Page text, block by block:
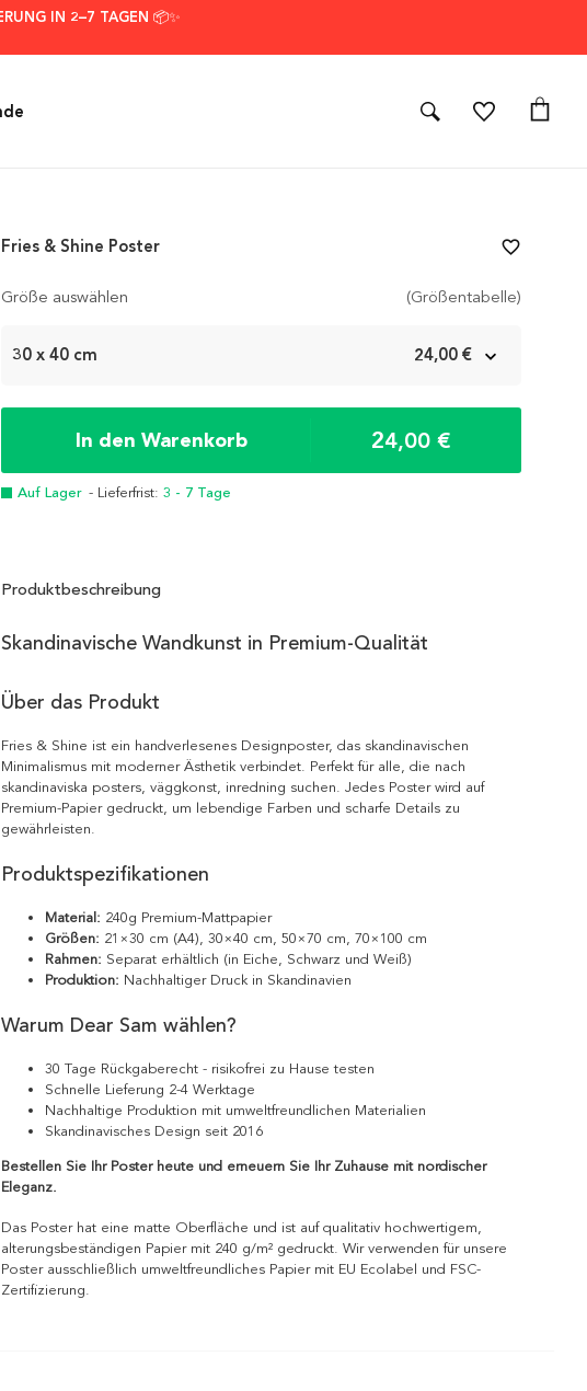
IN 2–7 TAGEN 📦✨
Größe auswählen (Größentabelle)
30 x 40 cm 24,00 €
In den Warenkorb 24,00 €
Auf Lager - Lieferfrist: 3 - 7 Tage
Fries & Shine Poster favorite_border
Produktbeschreibung
Skandinavische Wandkunst in Premium-Qualität
Über das Produkt
Fries & Shine ist ein handverlesenes Designposter, das skandinavischen
Minimalismus mit moderner Ästhetik verbindet. Perfekt für alle, die nach
skandinaviska posters, väggkonst, inredning suchen. Jedes Poster wird auf
Premium-Papier gedruckt, um lebendige Farben und scharfe Details zu
gewährleisten.
Produktspezifikationen
Material: 240g Premium-Mattpapier
Größen: 21×30 cm (A4), 30×40 cm, 50×70 cm, 70×100 cm
Rahmen: Separat erhältlich (in Eiche, Schwarz und Weiß)
Produktion: Nachhaltiger Druck in Skandinavien
Warum Dear Sam wählen?
30 Tage Rückgaberecht - risikofrei zu Hause testen
Schnelle Lieferung 2-4 Werktage
Nachhaltige Produktion mit umweltfreundlichen Materialien
Skandinavisches Design seit 2016
Bestellen Sie Ihr Poster heute und erneuern Sie Ihr Zuhause mit nordischer
Eleganz.
Das Poster hat eine matte Oberfläche und ist auf qualitativ hochwertigem,
alterungsbeständigen Papier mit 240 g/m² gedruckt. Wir verwenden für unsere
Poster ausschließlich umweltfreundliches Papier mit EU Ecolabel und FSC-
Zertifizierung.